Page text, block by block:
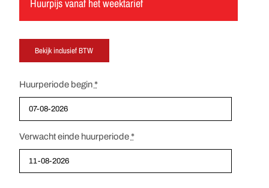
Huurpijs vanaf het weektarief
Huurperiode begin*
Verwacht einde huurperiode*